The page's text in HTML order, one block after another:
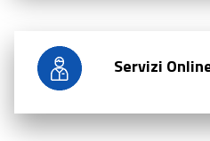
Servizi